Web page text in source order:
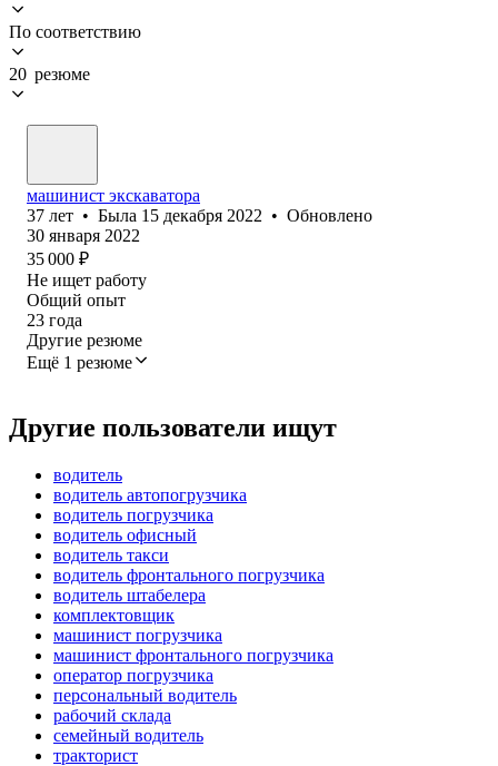
По соответствию
20 резюме
машинист экскаватора
37 лет • Была 15 декабря 2022 • Обновлено
30 января 2022
35 000 ₽
Не ищет работу
Общий опыт
23 года
Другие резюме
Ещё 1 резюме
Другие пользователи ищут
водитель
водитель автопогрузчика
водитель погрузчика
водитель офисный
водитель такси
водитель фронтального погрузчика
водитель штабелера
комплектовщик
машинист погрузчика
машинист фронтального погрузчика
оператор погрузчика
персональный водитель
рабочий склада
семейный водитель
тракторист